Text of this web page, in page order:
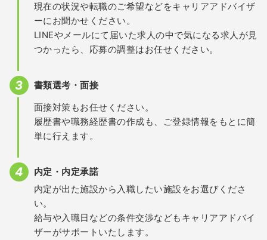
現在の状況や転職のご希望などをキャリアアドバイザ
ーにお聞かせください。
LINEやメールにて届いた求人の中で気になる求人が見
つかったら、応募の調整はお任せください。
書類選考・面接
面接対策もお任せください。
履歴書や職務経歴書の作成も、ご登録情報をもとに簡
単に行えます。
内定・内定承諾
内定が出た施設から入職したい施設をお選びくださ
い。
給与や入職日などの条件交渉などもキャリアアドバイ
ザーがサポートいたします。